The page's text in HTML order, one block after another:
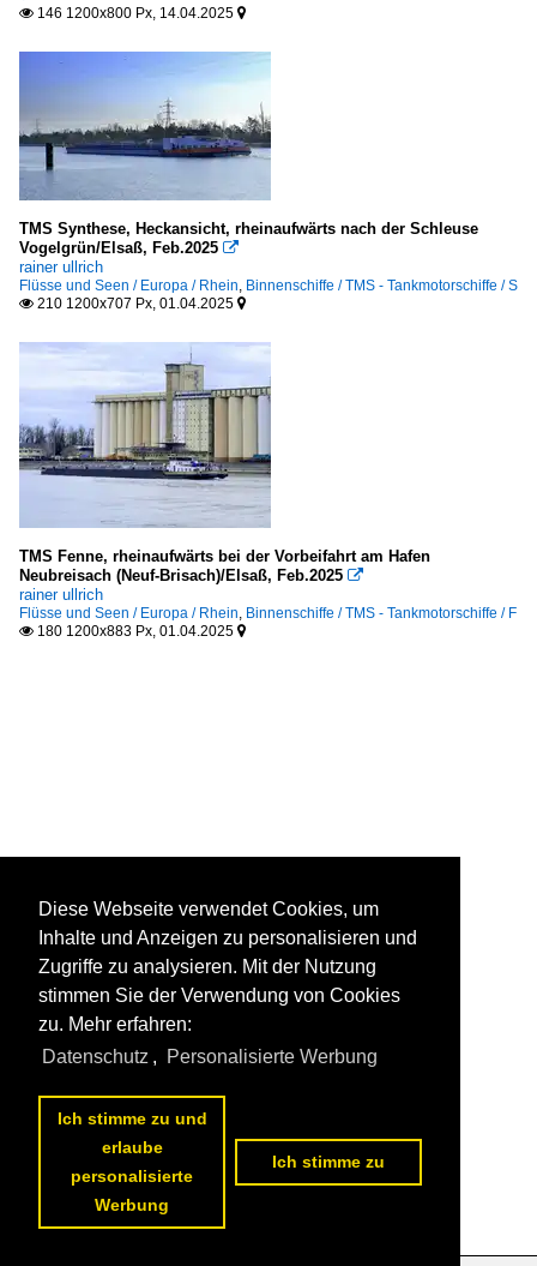
 146 1200x800 Px, 14.04.2025 
TMS Synthese, Heckansicht, rheinaufwärts nach der Schleuse
Vogelgrün/Elsaß, Feb.2025 
rainer ullrich
Flüsse und Seen / Europa / Rhein, Binnenschiffe / TMS - Tankmotorschiffe / S
 210 1200x707 Px, 01.04.2025 
TMS Fenne, rheinaufwärts bei der Vorbeifahrt am Hafen
Neubreisach (Neuf-Brisach)/Elsaß, Feb.2025 
rainer ullrich
Flüsse und Seen / Europa / Rhein, Binnenschiffe / TMS - Tankmotorschiffe / F
 180 1200x883 Px, 01.04.2025 
Diese Webseite verwendet Cookies, um
Inhalte und Anzeigen zu personalisieren und
Zugriffe zu analysieren. Mit der Nutzung
stimmen Sie der Verwendung von Cookies
zu. Mehr erfahren:
Datenschutz , Personalisierte Werbung
Ich stimme zu und
erlaube
personalisierte
Werbung
Ich stimme zu